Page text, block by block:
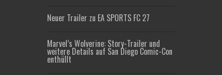
Neuer Trailer zu EA SPORTS FC 27
Marvel’s Wolverine: Story-Trailer und
weitere Details auf San Diego Comic-Con
enthüllt